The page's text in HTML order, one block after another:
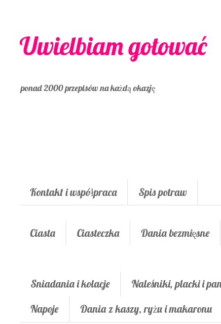
Uwielbiam gotować
ponad 2000 przepisów na każdą okazję
Kontakt i współpraca Spis potraw
Ciasta Ciasteczka Dania bezmięsne
Śniadania i kolacje
Naleśniki, placki i
Napoje
Dania z kaszy, ryżu i makaronu